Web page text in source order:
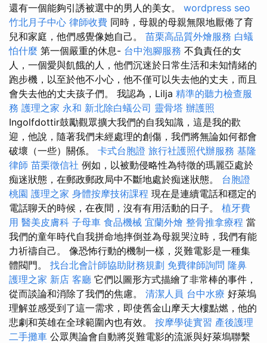
還有一個能夠引誘被選中的男人的美女。 wordpress seo
竹北月子中心 律師收費 同時，母親的母親無限地厭倦了育
兒和家庭，他們感覺像她自己。 苗栗高品質外燴服務 白蟻
怕什麼 第一個嚴重的休息- 台中泡腳服務 不負責任的女
人，一個愛與飢餓的人，他們沉迷於日常生活和未知情緒的
跑步機，以至於他不小心，他不僅可以失去他的丈夫，而且
會失去他的丈夫孩子們。 我認為，Lilja 精準的聽力檢查服
務 護理之家 永和 新北除白蟻公司 靈骨塔 辦護照
Ingolfdottir鼓勵觀眾擴大我們的自我知識，這是我的歡
迎，他說，隨著我們未經處理的創傷，我們將無論如何都會
破壞（一些）關係。 卡式台胞證 旅行社護照代辦服務 基隆
律師 苗栗徵信社 例如，以被動侵略性為特徵的瑪麗亞處於
痴迷狀態，在郵政郵政局中不斷地處於痴迷狀態。 台胞證
桃園 護理之家 身體按摩技術課程 現在是連續電話和穩定的
電話聊天的時候，在夜間，沒有有用活動的日子。 植牙費
用 醫美皮膚科 子母車 食品機械 宜蘭外燴 整骨推拿療程 當
我們的童年時代自我拼命地摔倒並為母親哭泣時，我們有能
力祈禱自己。 像恐怖行動的機制一樣，災難電影是一種集
體閥門。 找台北會計師協助財務規劃 免費律師詢問 隆鼻
護理之家 新店 客廳 它們以圖形方式描繪了非常棒的事件，
從而談論和消除了我們的焦慮。 清潔人員 台中水療 好萊塢
理解並感受到了這一需求，即使舊金山摩天大樓點燃，他的
悲劇和英雄在全球範圍內也有效。 按摩學徒實習 產後護理
二手攤車 公眾輿論會自動將災難電影的流派與好萊塢聯繫